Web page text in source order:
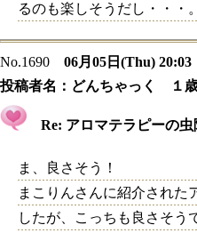
るのも楽しそうだし・・・。
No.1690
06月05日(Thu)
投稿者名： どんちゃっく １
Re: アロマテラピーの虫
ま、良さそう！
まこりんさんに紹介された
したが、こっちも良さそう